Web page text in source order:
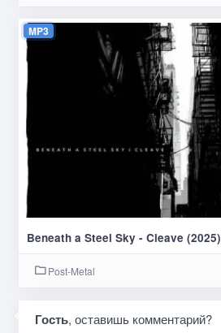
MP3
Beneath a Steel Sky - Cleave (2025)
Post-Metal
Гость, оставишь комментарий?